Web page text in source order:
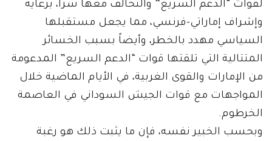
لقوات “الدعم السريع” والتحالف معها سراً، برعاية
وإشراف إماراتي-فرنسي، مما يجعل مستقبلها
السياسي مهدد بالخطر، وأيضاً بسبب الخسائر
المتتالية التي تلقتها قوات “الدعم السريع” المدعومة
من الإمارات والقوى الغربية، في الأيام الماضية خلال
المواجهات مع قوات الجيش السوداني في العاصمة
الخرطوم.
وبحسب الخبير نفسه، فإن ما يثبت ذلك هو رغبة